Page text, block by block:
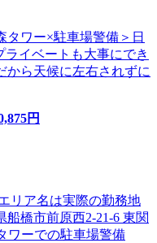
タワー×駐車場警備＞日
イベートも大事にでき
から天候に左右されずに
円
リア名は実際の勤務地
橋市前原西2-21-6 東関
ワーでの駐車場警備